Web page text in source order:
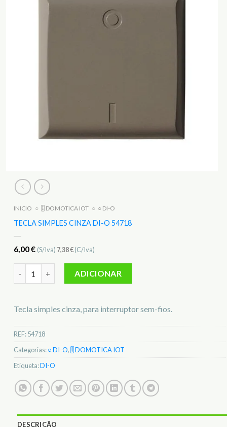
INICIO ○ 🎚️ DOMOTICA IOT ○ ○ DI-O
TECLA SIMPLES CINZA DI-O 54718
6,00€ (S/Iva) 7,38€(C/Iva)
ADICIONAR
Tecla simples cinza, para interruptor sem-fios.
REF:54718
Categorias:○ DI-O, 🎚️ DOMOTICA IOT
Etiqueta:DI-O
DESCRIÇÃO